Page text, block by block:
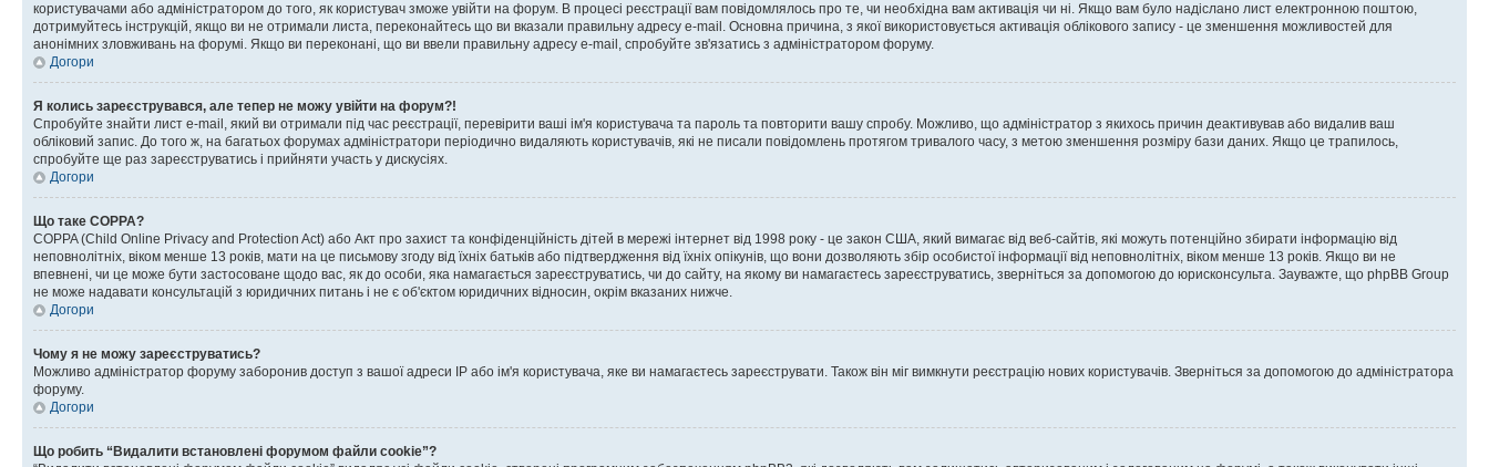
користувачами або адміністратором до того, як користувач зможе увійти на форум. В процесі реєстрації вам повідомлялось про те, чи необхідна вам активація чи ні. Якщо вам було надіслано лист електронною поштою,
дотримуйтесь інструкцій, якщо ви не отримали листа, переконайтесь що ви вказали правильну адресу e-mail. Основна причина, з якої використовується активація облікового запису - це зменшення можливостей для
анонімних зловживань на форумі. Якщо ви переконані, що ви ввели правильну адресу e-mail, спробуйте зв'язатись з адміністратором форуму.
Догори
Я колись зареєструвався, але тепер не можу увійти на форум?!
Спробуйте знайти лист e-mail, який ви отримали під час реєстрації, перевірити ваші ім'я користувача та пароль та повторити вашу спробу. Можливо, що адміністратор з якихось причин деактивував або видалив ваш
обліковий запис. До того ж, на багатьох форумах адміністратори періодично видаляють користувачів, які не писали повідомлень протягом тривалого часу, з метою зменшення розміру бази даних. Якщо це трапилось,
спробуйте ще раз зареєструватись і прийняти участь у дискусіях.
Догори
Що таке COPPA?
COPPA (Child Online Privacy and Protection Act) або Акт про захист та конфіденційність дітей в мережі інтернет від 1998 року - це закон США, який вимагає від веб-сайтів, які можуть потенційно збирати інформацію від
неповнолітніх, віком менше 13 років, мати на це письмову згоду від їхніх батьків або підтвердження від їхніх опікунів, що вони дозволяють збір особистої інформації від неповнолітніх, віком менше 13 років. Якщо ви не
впевнені, чи це може бути застосоване щодо вас, як до особи, яка намагається зареєструватись, чи до сайту, на якому ви намагаєтесь зареєструватись, зверніться за допомогою до юрисконсульта. Зауважте, що phpBB Group
не може надавати консультацій з юридичних питань і не є об'єктом юридичних відносин, окрім вказаних нижче.
Догори
Чому я не можу зареєструватись?
Можливо адміністратор форуму заборонив доступ з вашої адреси IP або ім'я користувача, яке ви намагаєтесь зареєструвати. Також він міг вимкнути реєстрацію нових користувачів. Зверніться за допомогою до адміністратора
форуму.
Догори
Що робить “Видалити встановлені форумом файли cookie”?